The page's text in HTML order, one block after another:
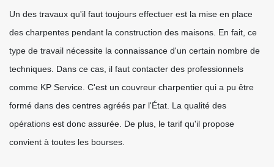
Un des travaux qu'il faut toujours effectuer est la mise en place
des charpentes pendant la construction des maisons. En fait, ce
type de travail nécessite la connaissance d'un certain nombre de
techniques. Dans ce cas, il faut contacter des professionnels
comme KP Service. C'est un couvreur charpentier qui a pu être
formé dans des centres agréés par l'État. La qualité des
opérations est donc assurée. De plus, le tarif qu'il propose
convient à toutes les bourses.